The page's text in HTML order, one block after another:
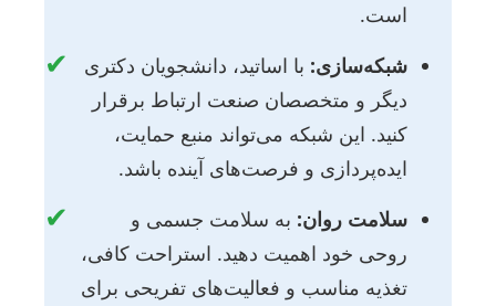
✔ شبکه‌سازی:با اساتید، دانشجویان دکتری
دیگر و متخصصان صنعت ارتباط برقرار
کنید. این شبکه می‌تواند منبع حمایت،
ایده‌پردازی و فرصت‌های آینده باشد.
سلامت روان: به سلامت جسمی و
روحی خود اهمیت دهید. استراحت کافی،
تغذیه مناسب و فعالیت‌های تفریحی برای